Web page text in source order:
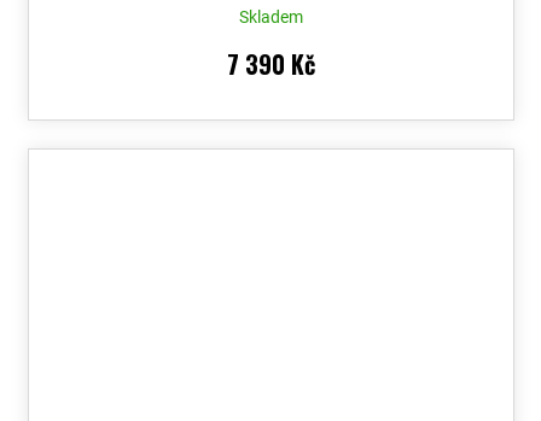
Skladem
7 390 Kč